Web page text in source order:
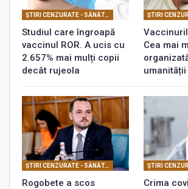
ŞTIRI CENZURATE - SĂNĂTATE
Studiul care îngroapă
vaccinul ROR. A ucis cu
2.657% mai mulți copii
decât rujeola
Cea mai
umanității
ŞTIRI CENZURATE - SĂNĂTATE
Rogobete a scos
Crima